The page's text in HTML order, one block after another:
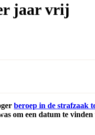
jaar vrij
beroep in de strafzaak
om een datum te